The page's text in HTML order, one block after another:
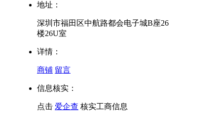
地址：
深圳市福田区中航路都会电子城B座26
楼26U室
详情：
商铺 留言
信息核实：
点击 爱企查 核实工商信息